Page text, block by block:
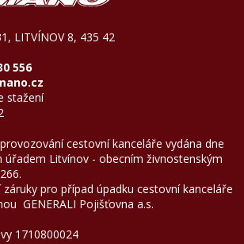
LITVÍNOV 8, 435 42
556
stažení
cestovní kanceláře vydána dne
úřadem Litvínov - obecním živnostenským
pro případ úpadku cestovní kanceláře
GENERALI Pojišťovna
1710800024